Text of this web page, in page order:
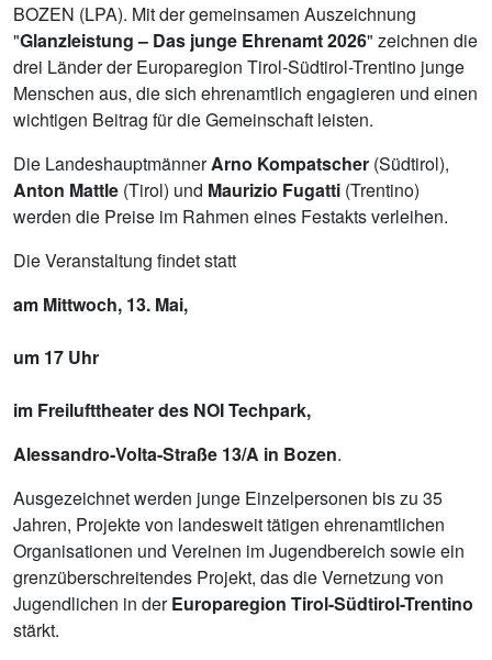
BOZEN (LPA). Mit der gemeinsamen Auszeichnung
"Glanzleistung – Das junge Ehrenamt 2026" zeichnen die
drei Länder der Europaregion Tirol-Südtirol-Trentino junge
Menschen aus, die sich ehrenamtlich engagieren und einen
wichtigen Beitrag für die Gemeinschaft leisten.
Die LandeshauptmännerArno Kompatscher (Südtirol),
Anton Mattle (Tirol) und Maurizio Fugatti (Trentino)
werden die Preise im Rahmen eines Festakts verleihen.
Die Veranstaltung findet statt
am Mittwoch, 13. Mai,
um 17 Uhr
im Freilufttheater des NOI Techpark,
Alessandro-Volta-Straße 13/A in Bozen.
Ausgezeichnet werden junge Einzelpersonen bis zu 35
Jahren, Projekte von landesweit tätigen ehrenamtlichen
Organisationen und Vereinen im Jugendbereich sowie ein
grenzüberschreitendes Projekt, das die Vernetzung von
Jugendlichen in derEuroparegion Tirol-Südtirol-Trentino
stärkt.